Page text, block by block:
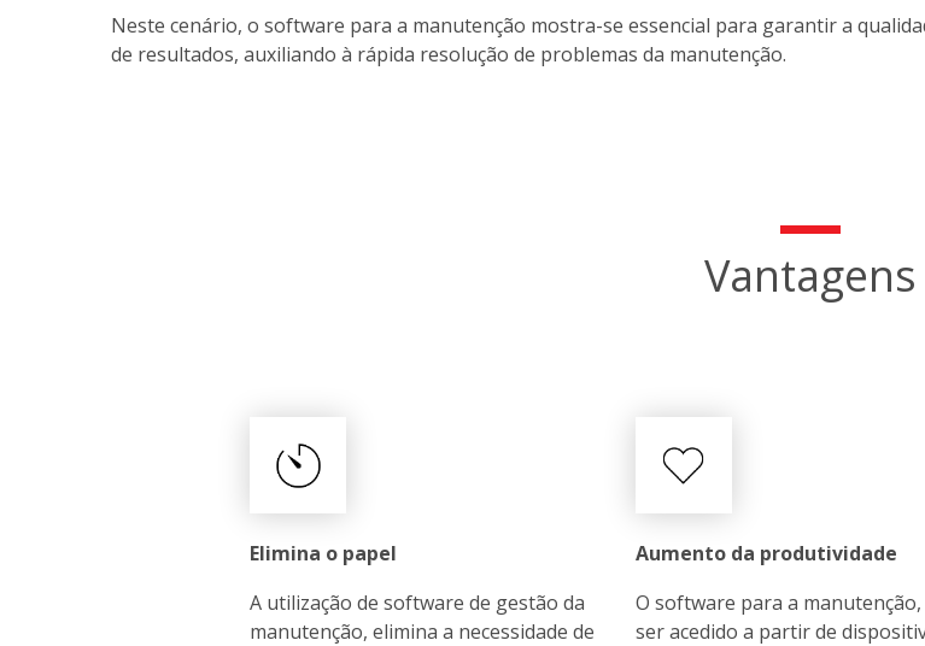
Neste cenário, o software para a manutenção mostra-se essencial para garantir a
de resultados, auxiliando à rápida resolução de problemas da manutenção.
Vantagens
Elimina o papel
A utilização de software de gestão da
manutenção, elimina a necessidade de
Aumento da produtividade
O software para a
ser acedido a partir de